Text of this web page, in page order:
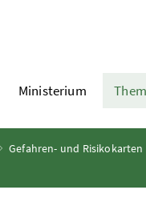
Ministerium
Gefahren- und Risikokarten